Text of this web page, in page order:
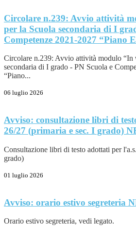
Circolare n.239: Avvio attività
per la Scuola secondaria di I
Competenze 2021-2027 “Piano
Circolare n.239: Avvio attività modulo “In
secondaria di I grado - PN Scuola e
“Piano...
06 luglio 2026
Avviso: consultazione libri di
26/27 (primaria e sec. I grado)
Consultazione libri di testo adottati per
grado)
01 luglio 2026
Avviso: orario estivo segreteria
Orario estivo segreteria, vedi legato.